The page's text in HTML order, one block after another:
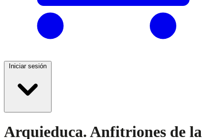
Iniciar sesión
Arquieduca. Anfitriones de la